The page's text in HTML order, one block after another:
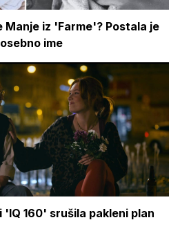
Manje iz 'Farme'? Postala je
ime
'IQ 160' srušila pakleni plan